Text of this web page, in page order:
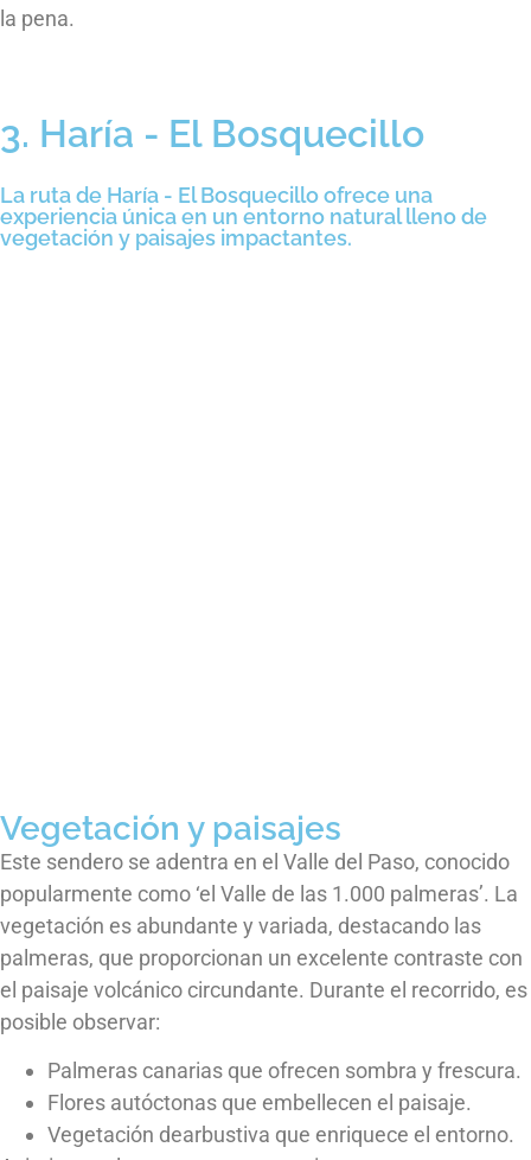
la pena.
3. Haría - El Bosquecillo
La ruta de Haría - El Bosquecillo ofrece una
experiencia única en un entorno natural lleno de
vegetación y paisajes impactantes.
Vegetación y paisajes
Este sendero se adentra en el Valle del Paso, conocido
popularmente como ‘el Valle de las 1.000 palmeras’. La
vegetación es abundante y variada, destacando las
palmeras, que proporcionan un excelente contraste con
el paisaje volcánico circundante. Durante el recorrido, es
posible observar:
Palmeras canarias que ofrecen sombra y frescura.
Flores autóctonas que embellecen el paisaje.
Vegetación dearbustiva que enriquece el entorno.